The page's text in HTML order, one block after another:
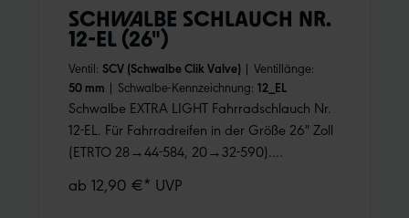
SCHWALBE SCHLAUCH NR.
12-EL (26")
Ventil: SCV (Schwalbe Clik Valve) | Ventillänge:
50 mm | Schwalbe-Kennzeichnung: 12_EL
Schwalbe EXTRA LIGHT Fahrradschlauch Nr.
12-EL. Für Fahrradreifen in der Größe 26" Zoll
(ETRTO 28→44-584, 20→32-590).
Zuverlässigkeit wie ein Schwalbe Standard
ab 12,90 €* UVP